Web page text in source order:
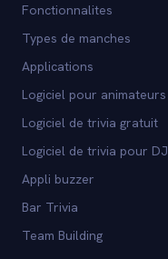
Fonctionnalites
Types de manches
Applications
Logiciel pour animateurs
Logiciel de trivia gratuit
Logiciel de trivia pour DJ
Appli buzzer
Bar Trivia
Team Building